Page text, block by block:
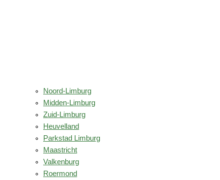
Noord-Limburg
Midden-Limburg
Zuid-Limburg
Heuvelland
Parkstad Limburg
Maastricht
Valkenburg
Roermond